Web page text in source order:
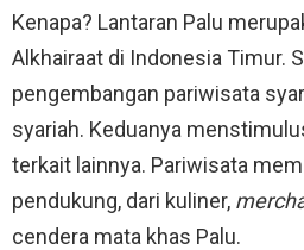
Kenapa? Lantaran Palu
Alkhairaat di Indonesia Timur.
pengembangan pariwisata
syariah. Keduanya
terkait lainnya. Pariwisata
pendukung, dari kuliner,
cendera mata khas Palu.